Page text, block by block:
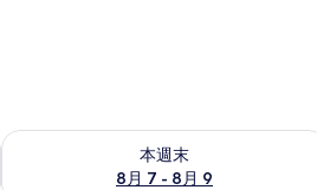
本週末
8月 7 - 8月 9
查看本週末 (8月 7 - 8月 9) 的供應情況